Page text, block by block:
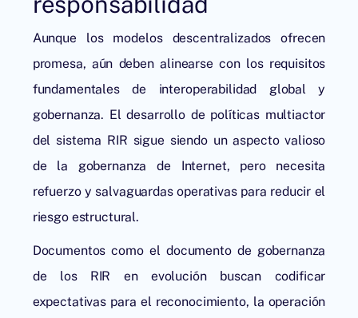
Aunque los modelos descentralizados ofrecen
promesa, aún deben alinearse con los requisitos
fundamentales de interoperabilidad global y
gobernanza. El desarrollo de políticas multiactor
del sistema RIR sigue siendo un aspecto valioso
de la gobernanza de Internet, pero necesita
refuerzo y salvaguardas operativas para reducir el
riesgo estructural.
Documentos como el documento de gobernanza
de los RIR en evolución buscan codificar
expectativas para el reconocimiento, la operación